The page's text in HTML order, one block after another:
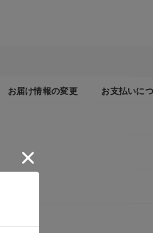
お届け情報の変更 お支払いに